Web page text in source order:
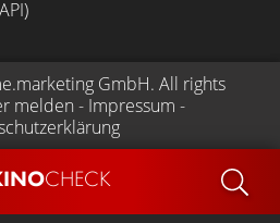
CHECK
GmbH. All rights
melden - Impressum -